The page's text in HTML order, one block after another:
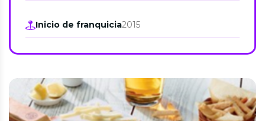
Inicio de franquicia2015